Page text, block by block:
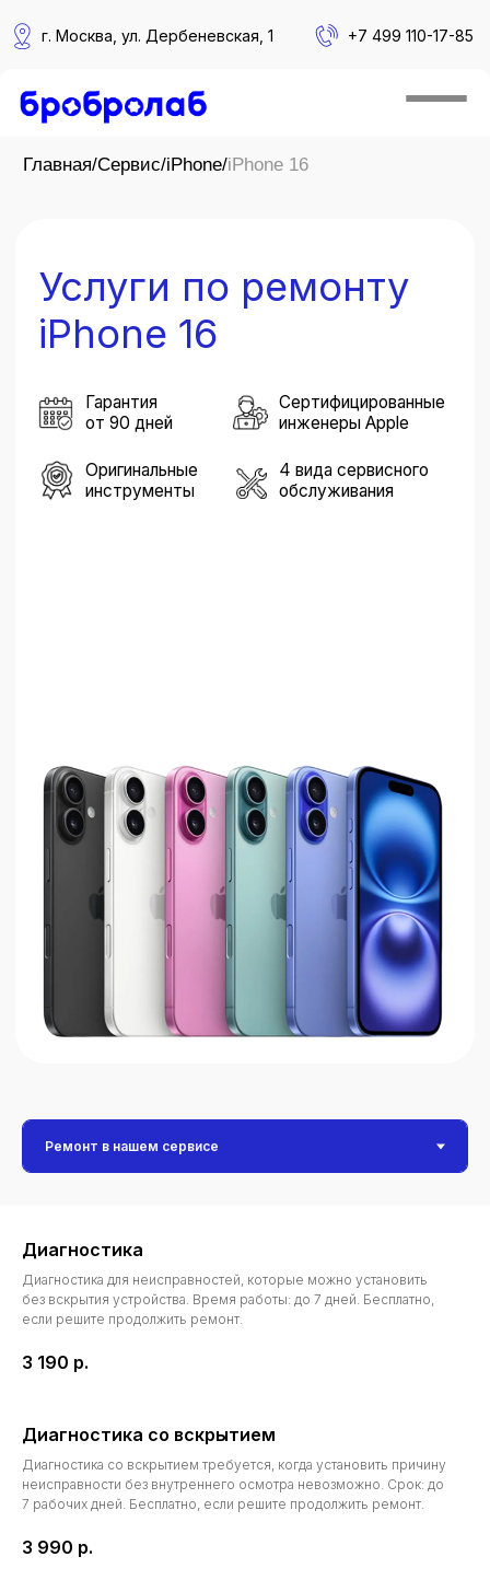
7 499 110-17-85
г. Москва, ул. Дербеневская, 1
Главная/Сервис/iPhone/iPhone 16
Гарантия
от 90 дней
Оригинальные
инструменты
4 вида сервисного
обслуживания
Сертифицированные
инженеры Apple
Диагностика
Диагностика для неисправностей, которые можно установить
без вскрытия устройства. Время работы: до 7 дней. Бесплатно,
если решите продолжить ремонт.
3 190 р.
Диагностика со вскрытием
Диагностика со вскрытием требуется, когда установить причину
неисправности без внутреннего осмотра невозможно. Срок: до
7 рабочих дней. Бесплатно, если решите продолжить ремонт.
3 990 р.